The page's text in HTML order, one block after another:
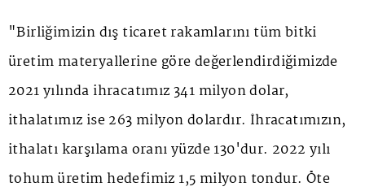
"Birliğimizin dış ticaret rakamlarını tüm bitki
üretim materyallerine göre değerlendirdiğimizde
2021 yılında ihracatımız 341 milyon dolar,
ithalatımız ise 263 milyon dolardır. İhracatımızın,
ithalatı karşılama oranı yüzde 130'dur. 2022 yılı
tohum üretim hedefimiz 1,5 milyon tondur. Öte